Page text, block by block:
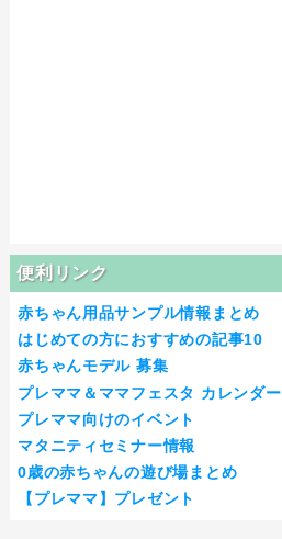
便利リンク
赤ちゃん用品サンプル情報まとめ
はじめての方におすすめの記事10
赤ちゃんモデル 募集
プレママ＆ママフェスタ カレンダー
プレママ向けのイベント
マタニティセミナー情報
0歳の赤ちゃんの遊び場まとめ
【プレママ】プレゼント